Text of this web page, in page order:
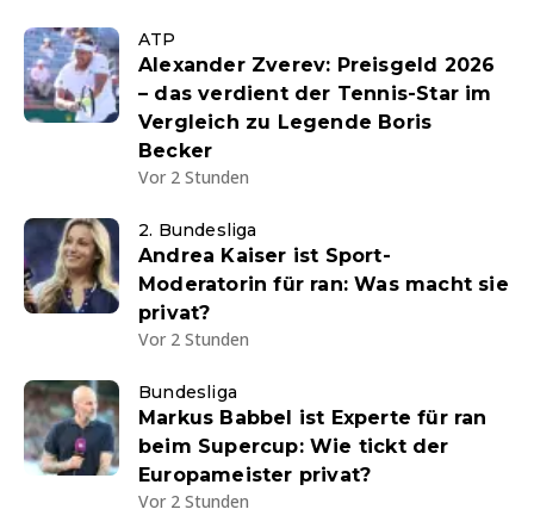
ATP
Alexander Zverev: Preisgeld 2026
– das verdient der Tennis-Star im
Vergleich zu Legende Boris
Becker
Vor 2 Stunden
2. Bundesliga
Andrea Kaiser ist Sport-
Moderatorin für ran: Was macht sie
privat?
Vor 2 Stunden
Bundesliga
Markus Babbel ist Experte für ran
beim Supercup: Wie tickt der
Europameister privat?
Vor 2 Stunden